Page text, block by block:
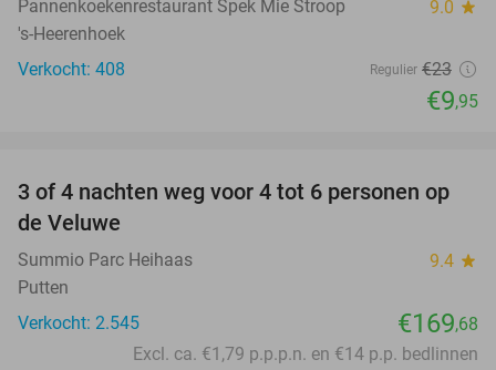
Pannenkoekenrestaurant Spek Mie Stroop 9.0 star
's-Heerenhoek
Verkocht: 408
Regulier €23
€9,95
3 of 4 nachten weg voor 4 tot 6 personen op
de Veluwe
Summio Parc Heihaas 9.4 star
Putten
Verkocht: 2.545
€169,68
Excl. ca. €1,79 p.p.p.n. en €14 p.p. bedlinnen